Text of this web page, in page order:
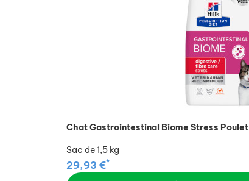
Chat Gastrointestinal Biome Stress Poulet
Sac de 1,5 kg
29,93 €*